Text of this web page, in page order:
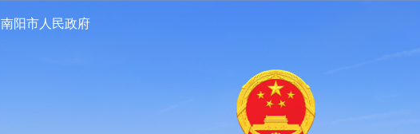
南阳市人民政府